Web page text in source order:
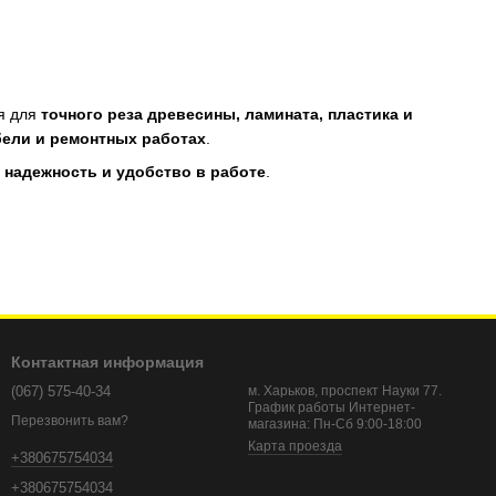
для точного реза древесины, ламината, пластика и
и ремонтных работах
и удобство в работе.
Контактная информация
(067) 575-40-34
Перезвонить вам?
+380675754034
+380675754034
м. Харьков, проспект Науки 77.
График работы Интернет-
магазина: Пн-Сб 9:00-18:00
Карта проезда